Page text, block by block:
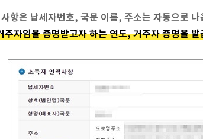
항은 납세자번호, 국문 이름, 주소는 자동으로
주자임을 증명받고자 하는 연도, 거주자 증명을 발